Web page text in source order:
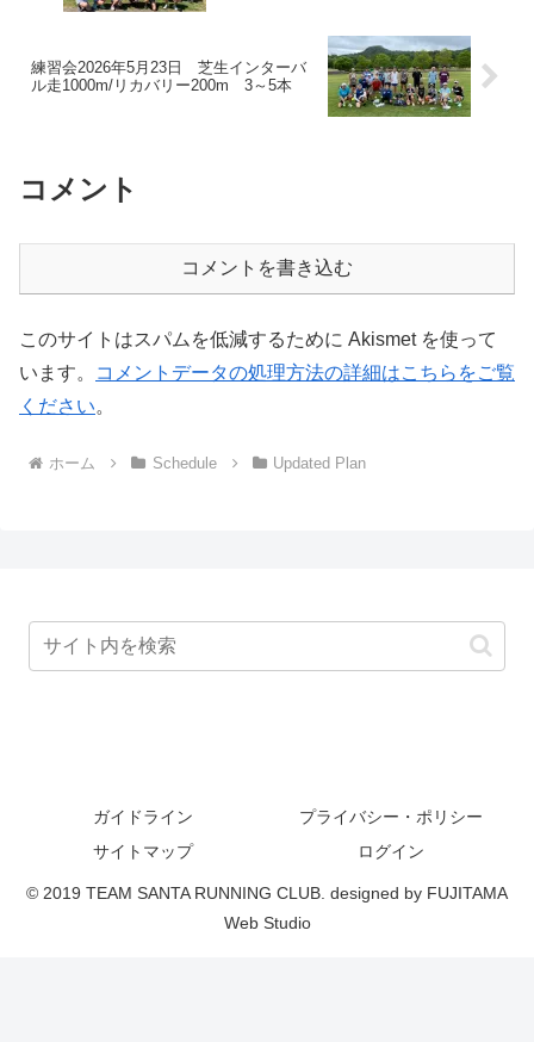
練習会2026年5月23日 芝生インターバ
ル走1000m/リカバリー200m 3～5本
コメント
コメントを書き込む
このサイトはスパムを低減するために Akismet を使って
います。
コメントデータの処理方法の詳細はこちらをご覧
ください。
ホーム Schedule Updated Plan
ガイドライン
プライバシー・ポリシー
サイトマップ
ログイン
© 2019 TEAM SANTA RUNNING CLUB. designed by FUJITAMA
Web Studio